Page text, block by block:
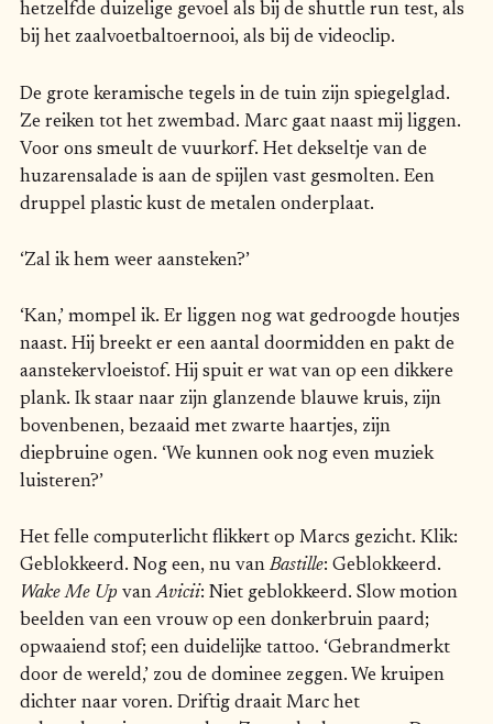
hetzelfde duizelige gevoel als bij de shuttle run test, als
bij het zaalvoetbaltoernooi, als bij de videoclip.
De grote keramische tegels in de tuin zijn spiegelglad.
Ze reiken tot het zwembad. Marc gaat naast mij liggen.
Voor ons smeult de vuurkorf. Het dekseltje van de
huzarensalade is aan de spijlen vast gesmolten. Een
druppel plastic kust de metalen onderplaat.
‘Zal ik hem weer aansteken?’
‘Kan,’ mompel ik. Er liggen nog wat gedroogde houtjes
naast. Hij breekt er een aantal doormidden en pakt de
aanstekervloeistof. Hij spuit er wat van op een dikkere
plank. Ik staar naar zijn glanzende blauwe kruis, zijn
bovenbenen, bezaaid met zwarte haartjes, zijn
diepbruine ogen. ‘We kunnen ook nog even muziek
luisteren?’
Het felle computerlicht flikkert op Marcs gezicht. Klik:
Geblokkeerd. Nog een, nu vanBastille: Geblokkeerd.
Wake Me Up vanAvicii: Niet geblokkeerd. Slow motion
beelden van een vrouw op een donkerbruin paard;
opwaaiend stof; een duidelijke tattoo. ‘Gebrandmerkt
door de wereld,’ zou de dominee zeggen. We kruipen
dichter naar voren. Driftig draait Marc het